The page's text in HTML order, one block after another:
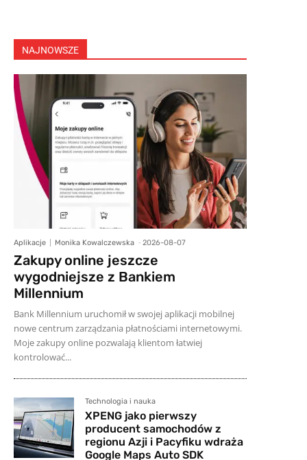
NAJNOWSZE
Aplikacje Monika Kowalczewska - 2026-08-07
Zakupy online jeszcze
wygodniejsze z Bankiem
Millennium
Bank Millennium uruchomił w swojej aplikacji mobilnej
nowe centrum zarządzania płatnościami internetowymi.
Moje zakupy online pozwalają klientom łatwiej
kontrolować...
Technologia i nauka
XPENG jako pierwszy
producent samochodów z
regionu Azji i Pacyfiku wdraża
Google Maps Auto SDK